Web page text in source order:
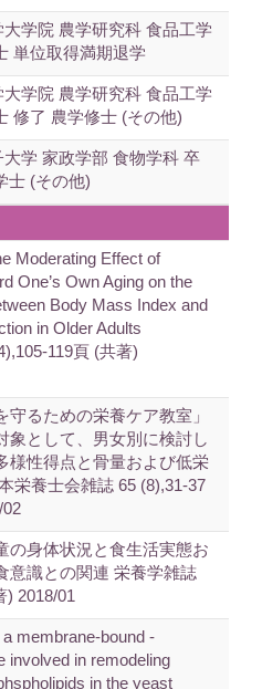
学院 農学研究科 食品工学
単位取得満期退学
学院 農学研究科 食品工学
修了 農学修士 (その他)
学 家政学部 食物学科 卒
士 (その他)
Moderating Effect of
One’s Own Aging on the
Body Mass Index and
in Older Adults
119頁 (共著)
守るための栄養ケア教室」
象として、男女別に検討し
様性得点と骨量および低栄
栄養士会雑誌 65 (8),31-37
02
の身体状況と食生活実態お
意識との関連 栄養学雑誌
) 2018/01
membrane-bound -
involved in remodeling
in the yeast